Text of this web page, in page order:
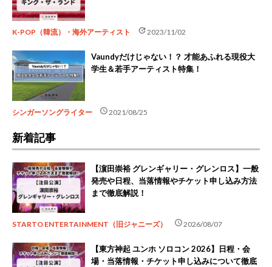
K-POP（韓流）・海外アーティスト update2023/11/02
Vaundyだけじゃない！？ 才能あふれる現役大
学生＆若手アーティスト特集！
シンガーソングライター schedule2021/08/25
新着記事
【濵田崇裕 グレンギャリー・グレンロス】一般
発売や日程、当落情報やチケット申し込み方法
まで徹底解説！
STARTO ENTERTAINMENT（旧ジャニーズ） schedule2026/08/07
【東方神起 ユンホ ソロコン 2026】日程・会
場・当落情報・チケット申し込みについて徹底